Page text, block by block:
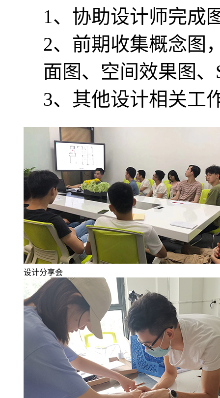
1、协助设计师完成
2、前期收集概念图
面图、空间效果图
3、其他设计相关工
设计分享会